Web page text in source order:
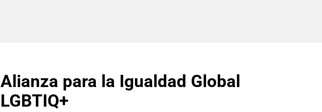
Alianza para la Igualdad Global
LGBTIQ+